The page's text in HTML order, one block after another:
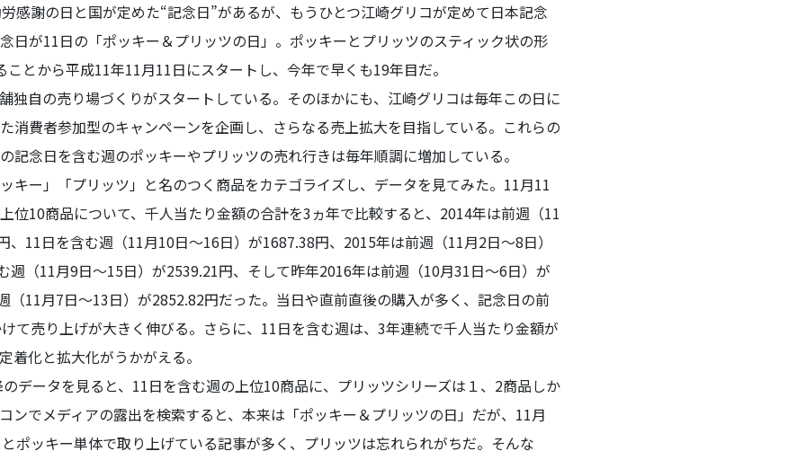
感謝の日と国が定めた“記念日”があるが、もうひとつ江崎グリコが定めて日本記念
日が11日の「ポッキー＆プリッツの日」。ポッキーとプリッツのスティック状の形
とから平成11年11月11日にスタートし、今年で早くも19年目だ。
独自の売り場づくりがスタートしている。そのほかにも、江崎グリコは毎年この日に
消費者参加型のキャンペーンを企画し、さらなる売上拡大を目指している。これらの
記念日を含む週のポッキーやプリッツの売れ行きは毎年順調に増加している。
キー」「プリッツ」と名のつく商品をカテゴライズし、データを見てみた。11月11
位10商品について、千人当たり金額の合計を3ヵ年で比較すると、2014年は前週（11
、11日を含む週（11月10日～16日）が1687.38円、2015年は前週（11月2日～8日）
週（11月9日～15日）が2539.21円、そして昨年2016年は前週（10月31日～6日）が
（11月7日～13日）が2852.82円だった。当日や直前直後の購入が多く、記念日の前
て売り上げが大きく伸びる。さらに、11日を含む週は、3年連続で千人当たり金額が
着化と拡大化がうかがえる。
データを見ると、11日を含む週の上位10商品に、プリッツシリーズは１、2商品しか
ンでメディアの露出を検索すると、本来は「ポッキー＆プリッツの日」だが、11月
ポッキー単体で取り上げている記事が多く、プリッツは忘れられがちだ。そんな